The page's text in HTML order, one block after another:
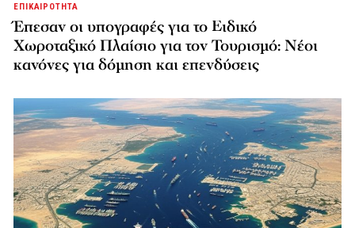
ΕΠΙΚΑΙΡΟΤΗΤΑ
Έπεσαν οι υπογραφές για το Ειδικό
Χωροταξικό Πλαίσιο για τον Τουρισμό: Νέοι
κανόνες για δόμηση και επενδύσεις